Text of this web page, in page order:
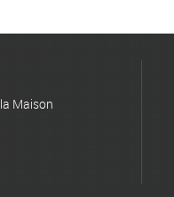
Maison